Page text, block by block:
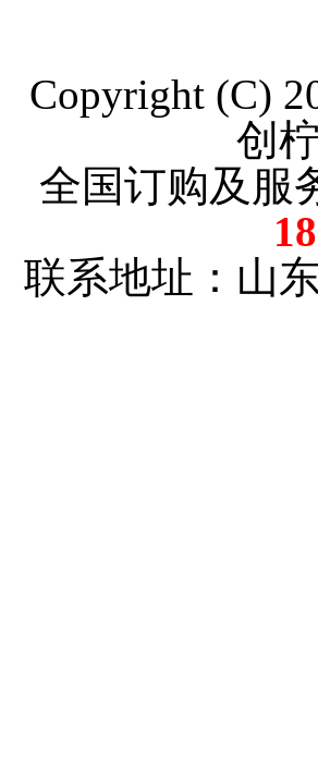
Copyright (C)
创
全国订购及服
联系地址：山